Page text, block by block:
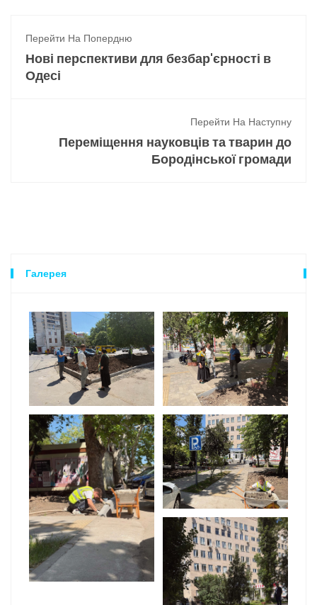
Перейти На Попердню
Нові перспективи для безбар'єрності в
Одесі
Перейти На Наступну
Переміщення науковців та тварин до
Бородінської громади
Галерея